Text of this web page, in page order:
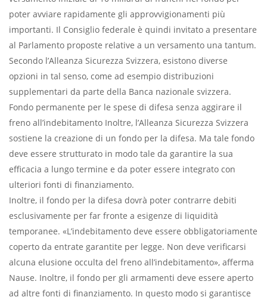
poter avviare rapidamente gli approvvigionamenti più
importanti. Il Consiglio federale è quindi invitato a presentare
al Parlamento proposte relative a un versamento una tantum.
Secondo l’Alleanza Sicurezza Svizzera, esistono diverse
opzioni in tal senso, come ad esempio distribuzioni
supplementari da parte della Banca nazionale svizzera.
Fondo permanente per le spese di difesa senza aggirare il
freno all’indebitamento Inoltre, l’Alleanza Sicurezza Svizzera
sostiene la creazione di un fondo per la difesa. Ma tale fondo
deve essere strutturato in modo tale da garantire la sua
efficacia a lungo termine e da poter essere integrato con
ulteriori fonti di finanziamento.
Inoltre, il fondo per la difesa dovrà poter contrarre debiti
esclusivamente per far fronte a esigenze di liquidità
temporanee. «L’indebitamento deve essere obbligatoriamente
coperto da entrate garantite per legge. Non deve verificarsi
alcuna elusione occulta del freno all’indebitamento», afferma
Nause. Inoltre, il fondo per gli armamenti deve essere aperto
ad altre fonti di finanziamento. In questo modo si garantisce